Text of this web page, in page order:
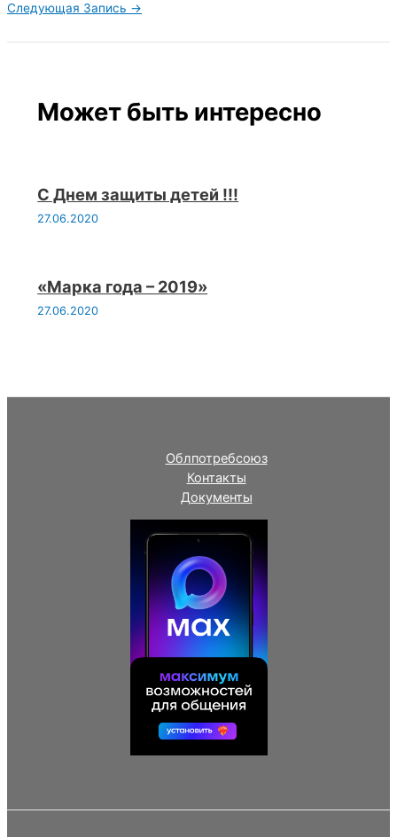
Следующая Запись →
Может быть интересно
С Днем защиты детей !!!
27.06.2020
«Марка года – 2019»
27.06.2020
Облпотребсоюз
Контакты
Документы